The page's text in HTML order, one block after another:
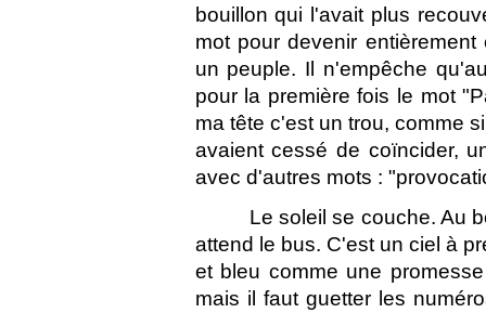
bouillon qui l'avait plus
mot pour devenir
un peuple. Il n'empêche
pour la première fois le mot
ma tête c'est un trou, comme
avaient cessé de coïncider,
avec d'autres mots :
Le soleil se couche. Au
attend le bus. C'est un ciel à
et bleu comme une
mais il faut guetter les